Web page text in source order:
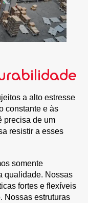
a alto estresse
constante e às
precisa de um
resistir a esses
somente
qualidade. Nossas
fortes e flexíveis
Nossas estruturas